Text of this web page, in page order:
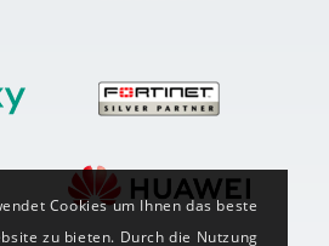
Cookies um Ihnen das beste
zu bieten. Durch die Nutzung